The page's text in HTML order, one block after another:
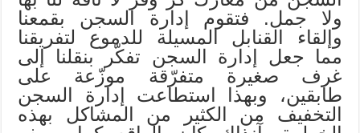
ولا جمل. فتقوم إدارة السجن بقمعنا
وإلقاء القنابل المسيلة للدموع لتفريقنا
مما جعل إدارة السجن تفكّر بنقلنا إلى
غرف صغيرة متفرّقة موزّعة على
طابقين، وبهذا استطاعت إدارة السجن
التخفيف من الكثير من المشاكل بهذه